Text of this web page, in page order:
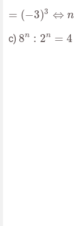
= (−3)3 ⇔ n
c) 8n : 2n = 4
8n n= ⇔(